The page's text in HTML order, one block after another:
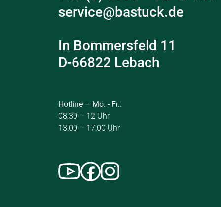
service@bastuck.de
In Bommersfeld 11
D-66822 Lebach
Hotline – Mo. - Fr.:
08:30 – 12 Uhr
13:00 – 17:00 Uhr